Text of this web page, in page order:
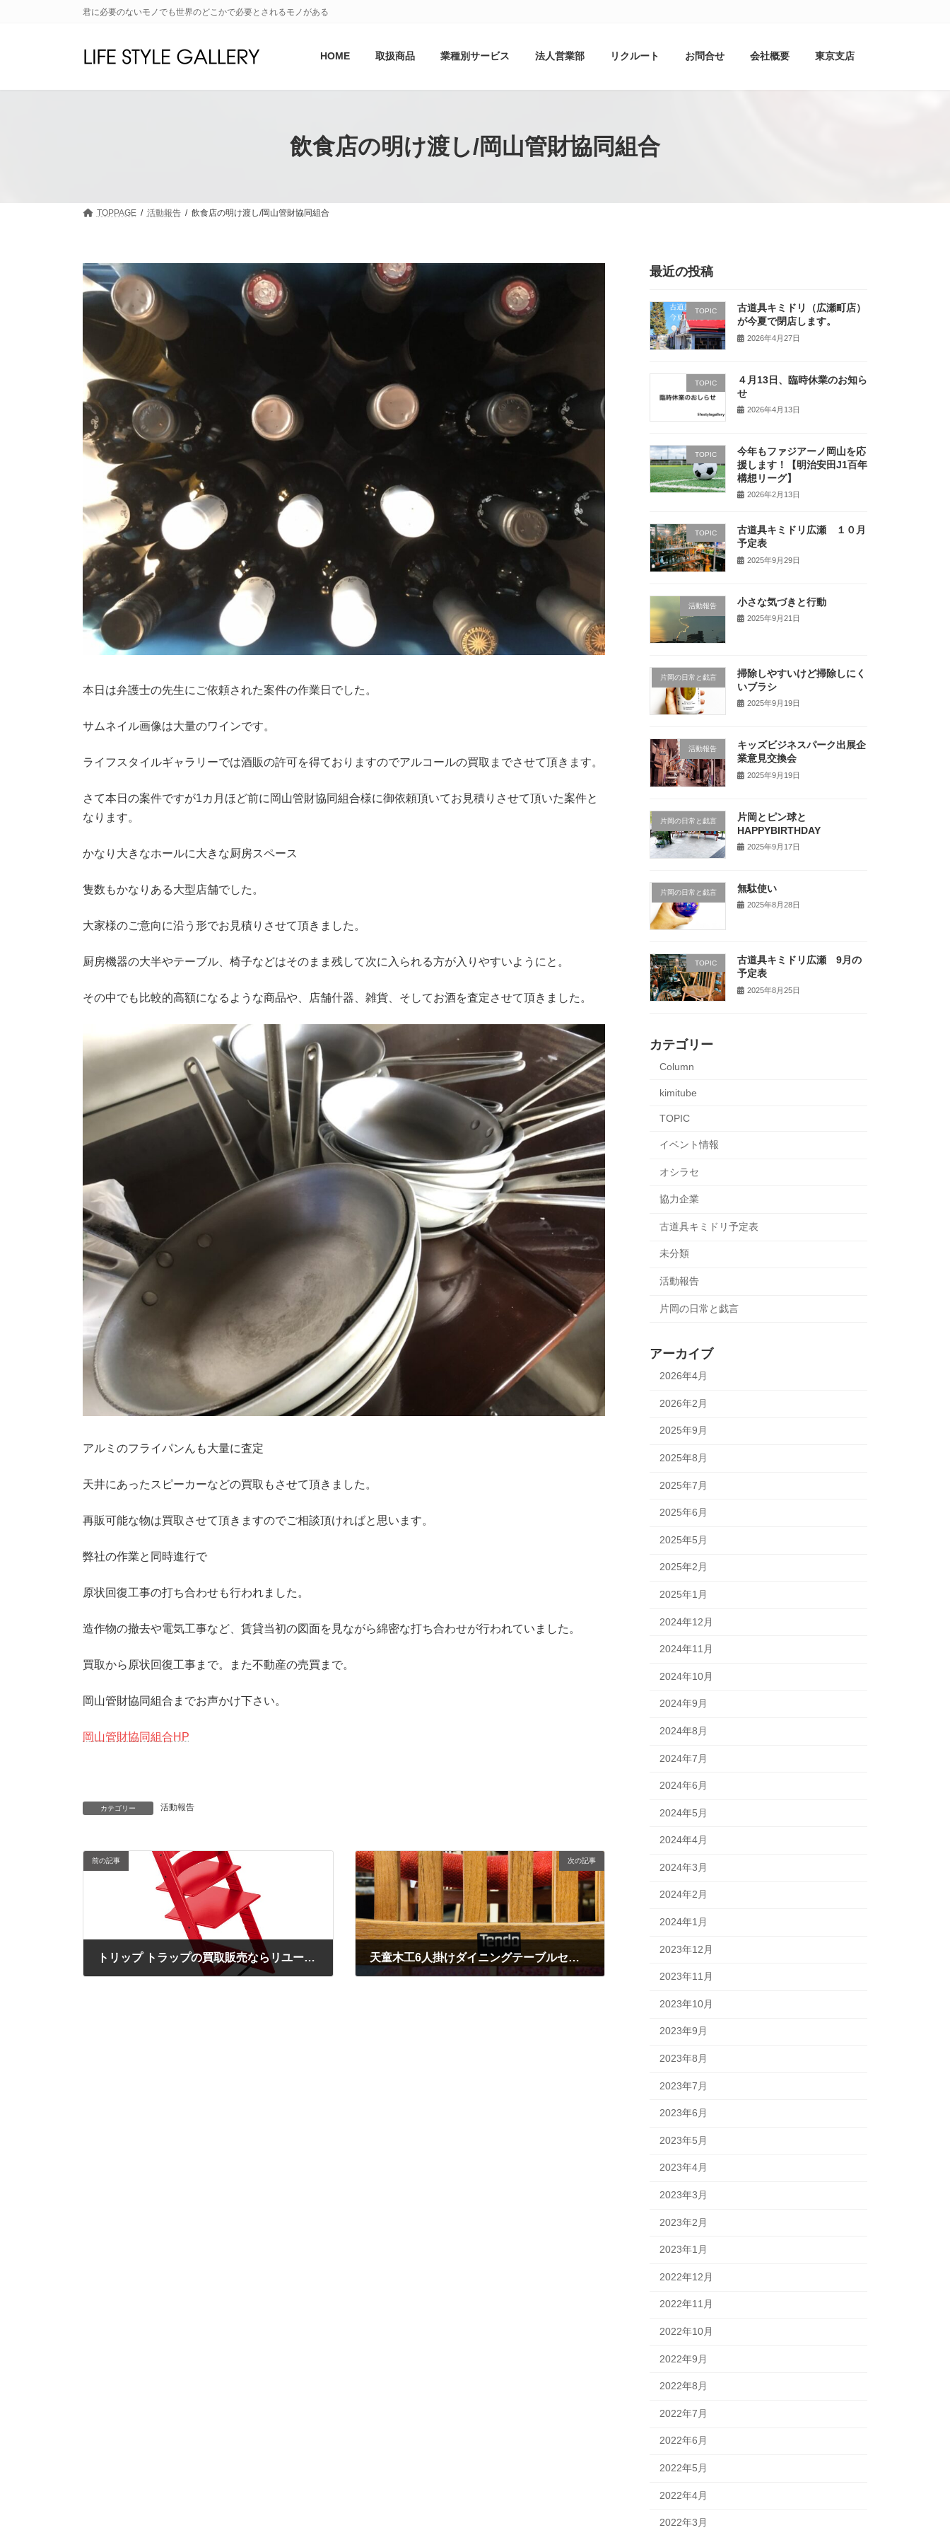
君に必要のないモノでも世界のどこかで必要とされるモノがある
HOME 取扱商品 業種別サービス 法人営業部 リクルート お問合せ 会社概要 東京支店
飲食店の明け渡し/岡山管財協同組合
TOPPAGE 活動報告 飲食店の明け渡し/岡山管財協同組合
本日は弁護士の先生にご依頼された案件の作業日でした。
サムネイル画像は大量のワインです。
ライフスタイルギャラリーでは酒販の許可を得ておりますのでアルコールの買取までさせて頂きます。
さて本日の案件ですが1カ月ほど前に岡山管財協同組合様に御依頼頂いてお見積りさせて頂いた案件と
なります。
かなり大きなホールに大きな厨房スペース
隻数もかなりある大型店舗でした。
大家様のご意向に沿う形でお見積りさせて頂きました。
厨房機器の大半やテーブル、椅子などはそのまま残して次に入られる方が入りやすいようにと。
その中でも比較的高額になるような商品や、店舗什器、雑貨、そしてお酒を査定させて頂きました。
アルミのフライパンんも大量に査定
天井にあったスピーカーなどの買取もさせて頂きました。
再販可能な物は買取させて頂きますのでご相談頂ければと思います。
弊社の作業と同時進行で
原状回復工事の打ち合わせも行われました。
造作物の撤去や電気工事など、賃貸当初の図面を見ながら綿密な打ち合わせが行われていました。
買取から原状回復工事まで。また不動産の売買まで。
岡山管財協同組合までお声かけ下さい。
岡山管財協同組合HP
カテゴリー 活動報告
前の記事
トリップ トラップの買取販売ならリユースショップ キミドリまで/LINE査定実施中
次の記事
天童木工6人掛けダイニングテーブルセットの買取をさせて頂きました！広瀬町店にて販売中です！
最近の投稿
TOPIC
古道具キミドリ（広瀬町店）
が今夏で閉店します。
2026年4月27日
TOPIC
４月13日、臨時休業のお知ら
せ
2026年4月13日
TOPIC
今年もファジアーノ岡山を応
援します！【明治安田J1百年
構想リーグ】
2026年2月13日
TOPIC
古道具キミドリ広瀬 １０月
予定表
2025年9月29日
活動報告 小さな気づきと行動
2025年9月21日
片岡の日常と戯言
掃除しやすいけど掃除しにく
いブラシ
2025年9月19日
活動報告
キッズビジネスパーク出展企
業意見交換会
2025年9月19日
片岡の日常と戯言
片岡とピン球と
HAPPYBIRTHDAY
2025年9月17日
片岡の日常と戯言 無駄使い
2025年8月28日
TOPIC
古道具キミドリ広瀬 9月の
予定表
2025年8月25日
カテゴリー
Column
kimitube
TOPIC
イベント情報
オシラセ
協力企業
古道具キミドリ予定表
未分類
活動報告
片岡の日常と戯言
アーカイブ
2026年4月
2026年2月
2025年9月
2025年8月
2025年7月
2025年6月
2025年5月
2025年2月
2025年1月
2024年12月
2024年11月
2024年10月
2024年9月
2024年8月
2024年7月
2024年6月
2024年5月
2024年4月
2024年3月
2024年2月
2024年1月
2023年12月
2023年11月
2023年10月
2023年9月
2023年8月
2023年7月
2023年6月
2023年5月
2023年4月
2023年3月
2023年2月
2023年1月
2022年12月
2022年11月
2022年10月
2022年9月
2022年8月
2022年7月
2022年6月
2022年5月
2022年4月
2022年3月